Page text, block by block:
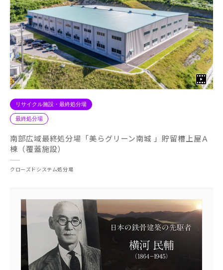
リサイクル施設・最終処分場
最終処分場
南部広域最終処分場「美らグリーン南城 」貯留槽上屋Ａ
棟（覆蓋施設）
クローズドシステム処分場